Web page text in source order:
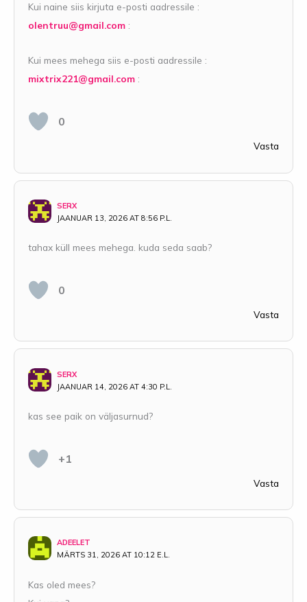
Kui naine siis kirjuta e-posti aadressile :
olentruu@gmail.com :
Kui mees mehega siis e-posti aadressile :
mixtrix221@gmail.com :
0
Vasta
SERX
JAANUAR 13, 2026 AT 8:56 P.L.
tahax küll mees mehega. kuda seda saab?
0
Vasta
SERX
JAANUAR 14, 2026 AT 4:30 P.L.
kas see paik on väljasurnud?
+1
Vasta
ADEELET
MÄRTS 31, 2026 AT 10:12 E.L.
Kas oled mees?